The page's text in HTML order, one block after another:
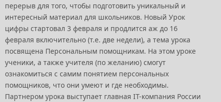
перерыв для того, чтобы подготовить уникальный и
интересный материал для школьников. Новый Урок
цифры стартовал 3 февраля и продлится аж до 16
февраля включительно (т.е. две недели), а тема урока
посвящена Персональным помощникам. На этом уроке
ученики, а также учителя (по желанию) смогут
ознакомиться с самим понятием персональных
помощников, что они умеют и где необходимы.
Партнером урока выступает главная IT-компания России